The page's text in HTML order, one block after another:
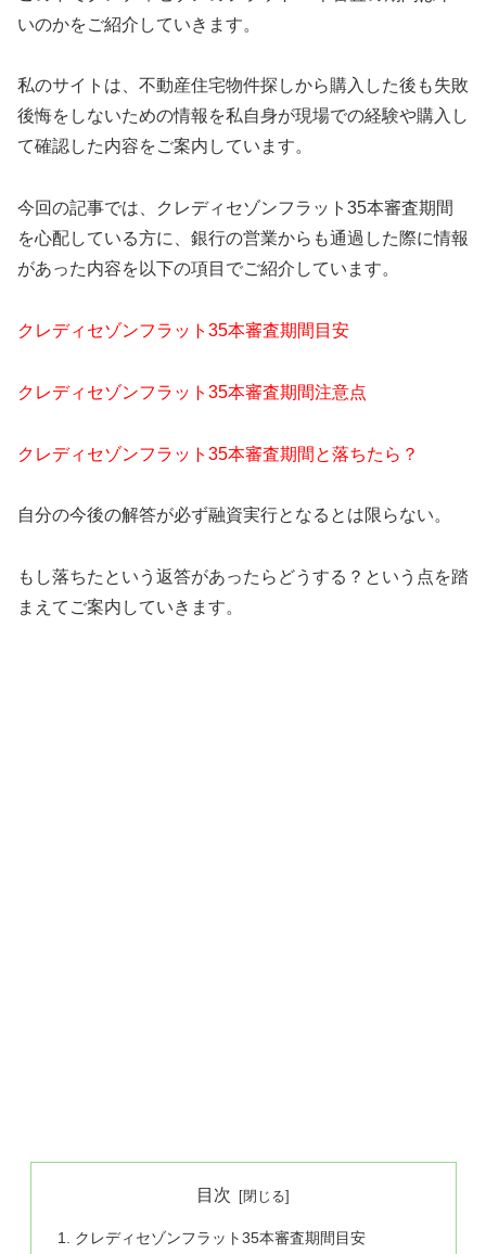
いのかをご紹介していきます。
私のサイトは、不動産住宅物件探しから購入した後も失敗
後悔をしないための情報を私自身が現場での経験や購入し
て確認した内容をご案内しています。
今回の記事では、クレディセゾンフラット35本審査期間
を心配している方に、銀行の営業からも通過した際に情報
があった内容を以下の項目でご紹介しています。
クレディセゾンフラット35本審査期間目安
クレディセゾンフラット35本審査期間注意点
クレディセゾンフラット35本審査期間と落ちたら？
自分の今後の解答が必ず融資実行となるとは限らない。
もし落ちたという返答があったらどうする？という点を踏
まえてご案内していきます。
目次
クレディセゾンフラット35本審査期間目安